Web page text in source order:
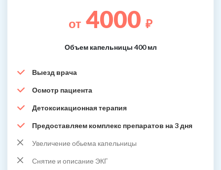
от 4000 ₽
Объем капельницы 400 мл
Выезд врача
Осмотр пациента
Детоксикационная терапия
Предоставляем комплекс препаратов на 3 дня
Увеличение обьема капельницы
Снятие и описание ЭКГ